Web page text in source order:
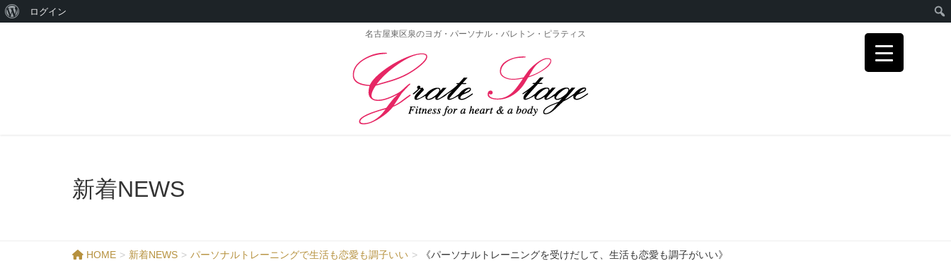
ログイン
名古屋東区泉のヨガ・パーソナル・バレトン・ピラティス
新着NEWS
HOME 新着NEWS パーソナルトレーニングで生活も恋愛も調子いい 《パーソナルトレーニングを受けだして、生活も恋愛も調子がいい》